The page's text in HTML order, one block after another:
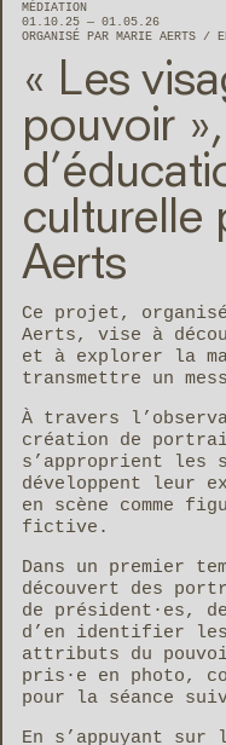
MÉDIATION
01.10.25 — 01.05.26
ORGANISÉ PAR MARIE AERTS
« Les
pouvoir
culturelle
Aerts
Ce projet,
Aerts, vise à
et à explorer la
transmettre un
À travers
création de
s’approprient les
développent leur
en scène comme
fictive.
Dans un premier
découvert des
de président·es,
d’en identifier
attributs du
pris·e en photo,
pour la séance
En s’appuyant